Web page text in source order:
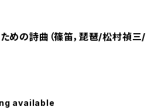
めの詩曲（篠笛，琵琶/松村禎三/
available